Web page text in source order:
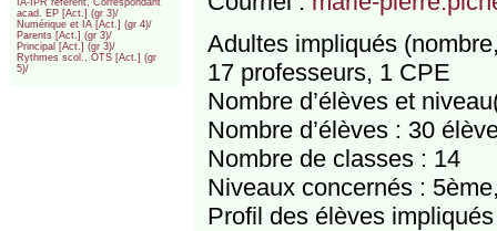
IA-IPR référent, Correspondant
acad. EP [Act.] (gr 3)/
Numérique et IA [Act.] (gr 4)/
Parents [Act.] (gr 3)/
Principal [Act.] (gr 3)/
Rythmes scol., OTS [Act.] (gr
5)/
Adultes impliqués
17 professeurs, 1 CPE
Nombre d’élèves et
Nombre d’élèves : 30
Nombre de classes : 14
Niveaux concernés :
Profil des élèves